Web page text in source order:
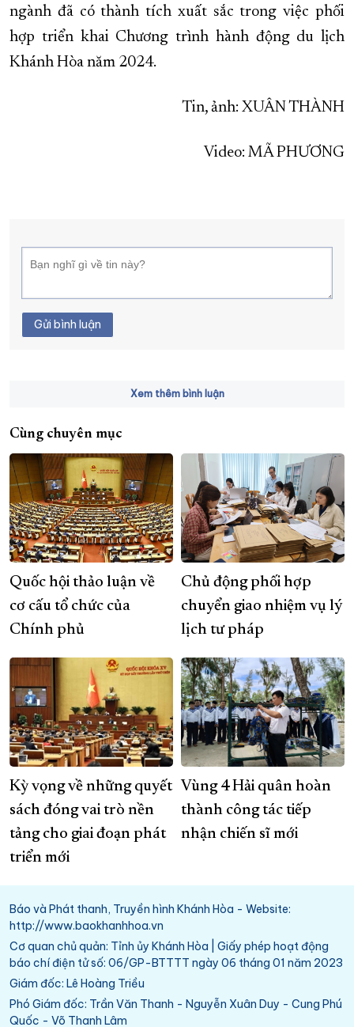
ngành đã có thành tích xuất sắc trong việc phối
hợp triển khai Chương trình hành động du lịch
Khánh Hòa năm 2024.
Tin, ảnh: XUÂN THÀNH
Video: MÃ PHƯƠNG
Gửi bình luận
Xem thêm bình luận
Cùng chuyên mục
Quốc hội thảo luận về
cơ cấu tổ chức của
Chính phủ
Chủ động phối hợp
chuyển giao nhiệm vụ lý
lịch tư pháp
Kỳ vọng về những quyết
sách đóng vai trò nền
tảng cho giai đoạn phát
triển mới
Vùng 4 Hải quân hoàn
thành công tác tiếp
nhận chiến sĩ mới
Báo và Phát thanh, Truyền hình Khánh Hòa - Website:
http://www.baokhanhhoa.vn
Cơ quan chủ quản: Tỉnh ủy Khánh Hòa | Giấy phép hoạt động
báo chí điện tử số: 06/GP-BTTTT ngày 06 tháng 01 năm 2023
Giám đốc: Lê Hoàng Triều
Phó Giám đốc: Trần Văn Thanh - Nguyễn Xuân Duy - Cung Phú
Quốc - Võ Thanh Lâm